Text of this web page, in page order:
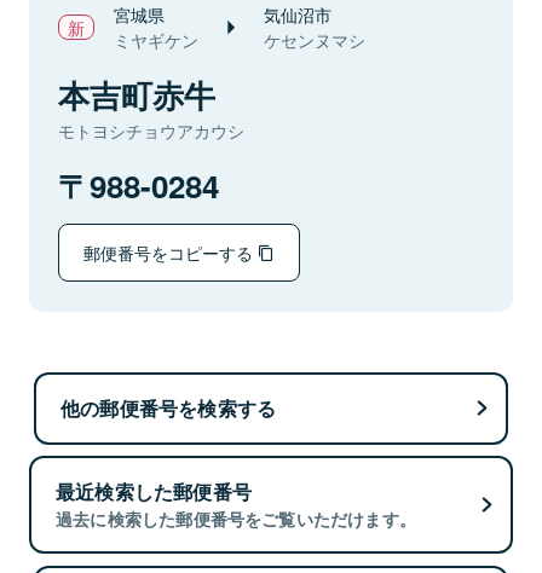
宮城県
ミヤギケン
気仙沼市
ケセンヌマシ
本吉町赤牛
モトヨシチョウアカウシ
988-0284
郵便番号をコピーする
他の郵便番号を検索する
最近検索した郵便番号
過去に検索した郵便番号をご覧いただけます。